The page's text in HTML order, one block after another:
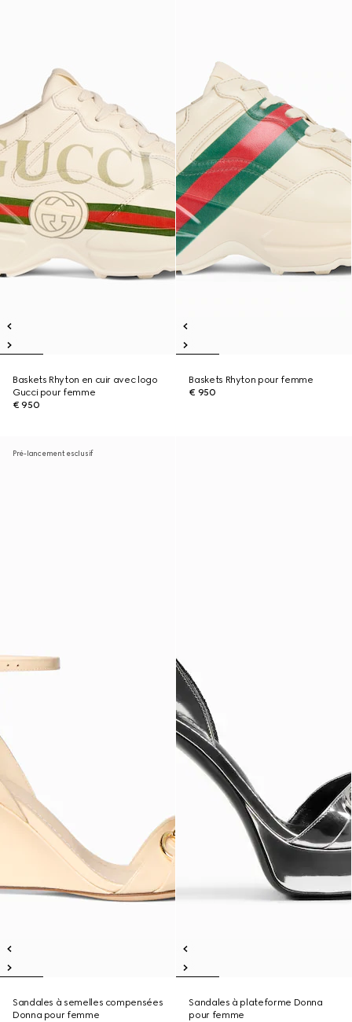
Baskets Rhyton en cuir avec logo
Gucci pour femme
€ 950
Baskets Rhyton pour femme
€ 950
Pré-lancement esclusif
Sandales à semelles compensées
Donna pour femme
Sandales à plateforme Donna
pour femme